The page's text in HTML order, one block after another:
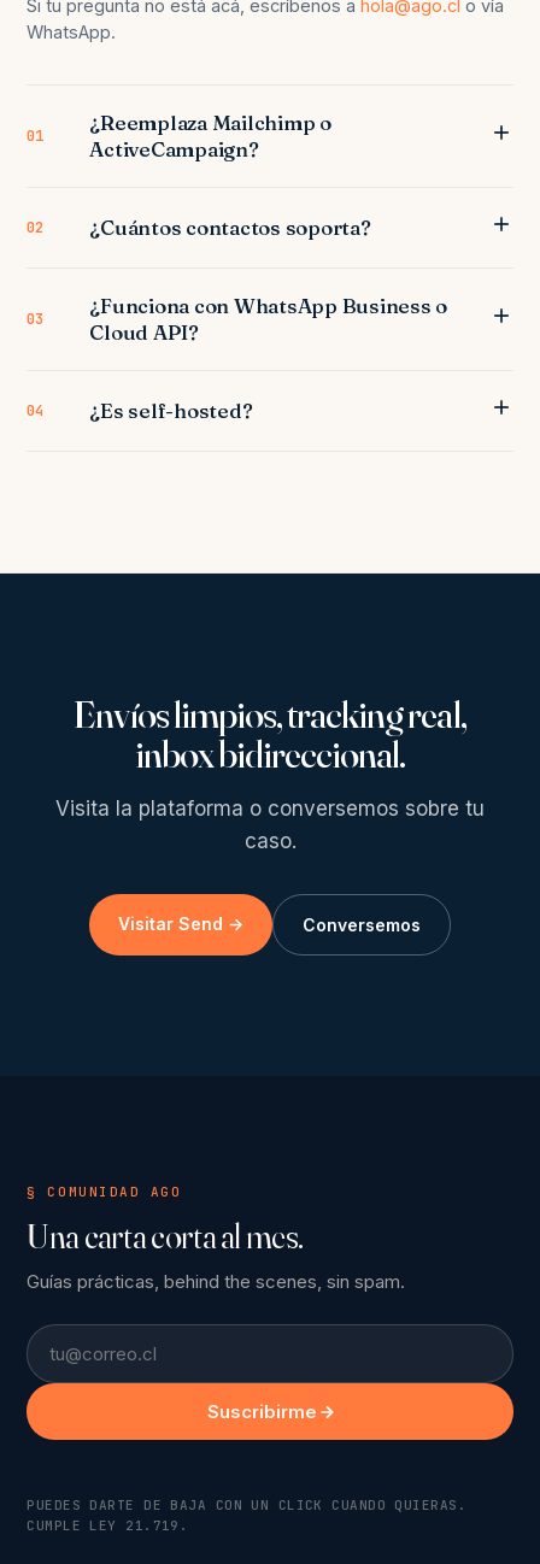
Si tu pregunta no está acá, escríbenos a hola@ago.cl o vía
WhatsApp.
01
¿Reemplaza Mailchimp o
ActiveCampaign?
02 ¿Cuántos contactos soporta?
03
¿Funciona con WhatsApp Business o
Cloud API?
04 ¿Es self-hosted?
Envíos limpios, tracking real,
inbox bidireccional.
Visita la plataforma o conversemos sobre tu
caso.
Visitar Send → Conversemos
§ COMUNIDAD AGO
Una carta corta al mes.
Guías prácticas, behind the scenes, sin spam.
Email
Suscribirme
PUEDES DARTE DE BAJA CON UN CLICK CUANDO QUIERAS.
CUMPLE LEY 21.719.